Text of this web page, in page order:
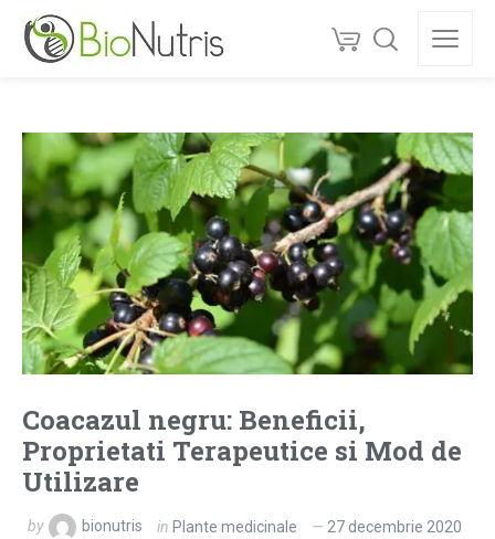
Coacazul negru: Beneficii,
Proprietati Terapeutice si Mod de
Utilizare
by bionutris in Plante medicinale 27 decembrie 2020